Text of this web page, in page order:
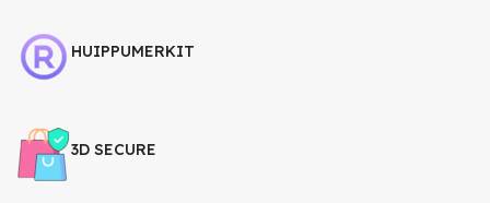
HUIPPUMERKIT
3D SECURE